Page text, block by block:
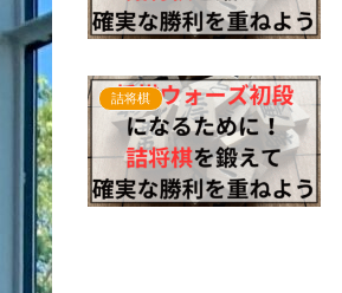
詰将棋